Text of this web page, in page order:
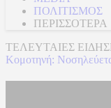
ΠΟΛΙΤΙΣΜΟΣ
ΠΕΡΙΣΣΟΤΕΡΑ
ΤΕΛΕΥΤΑΙΕΣ
Κομοτηνή: